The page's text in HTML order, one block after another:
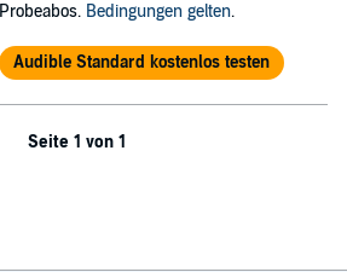
Probeabos. Bedingungen gelten.
Audible Standard kostenlos testen
Seite 1 von 1